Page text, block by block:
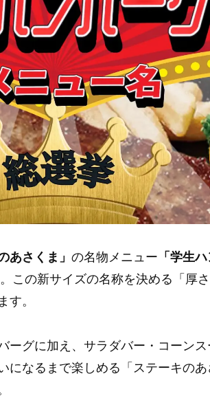
あさくま」 の名物メニュー 「学生
この新サイズの名称を決める「厚
す。
ーグに加え、サラダバー・コーン
になるまで楽しめる「ステーキの